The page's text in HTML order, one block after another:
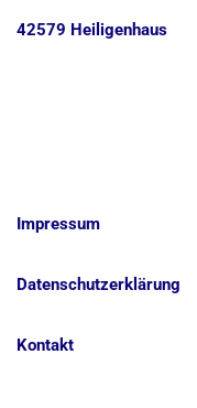
42579 Heiligenhaus
Impressum
Datenschutzerklärung
Kontakt